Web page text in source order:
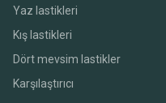
Yaz lastikleri
Kış lastikleri
Dört mevsim lastikler
Karşılaştırıcı